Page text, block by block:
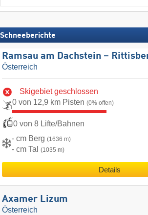
Schneeberichte
Ramsau am Dachstein –
Österreich
Skigebiet geschlossen
0 von 12,9 km Pisten (0% offen)
0 von 8 Lifte/Bahnen
- cm Berg (1636 m)
- cm Tal (1035 m)
Details
Axamer Lizum
Österreich